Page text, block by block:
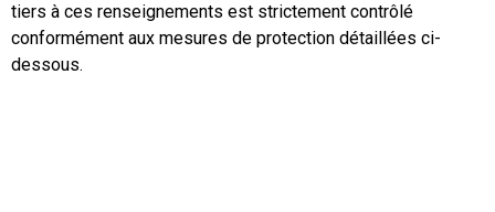
tiers à ces renseignements est strictement contrôlé
conformément aux mesures de protection détaillées ci-
dessous.